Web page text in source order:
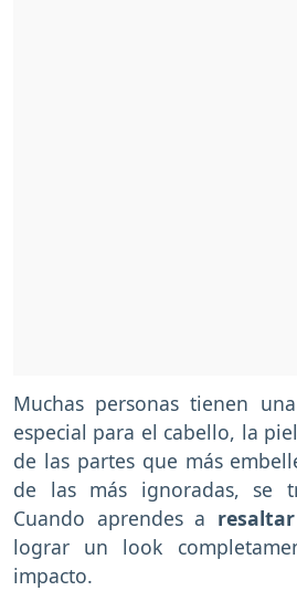
Muchas personas tienen
especial para el cabello, la
de las partes que más
de las más ignoradas, se
Cuando aprendes a
lograr un look
impacto.